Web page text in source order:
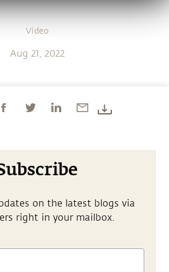
Video
Aug 21, 2022
on the latest blogs via
right in your mailbox.